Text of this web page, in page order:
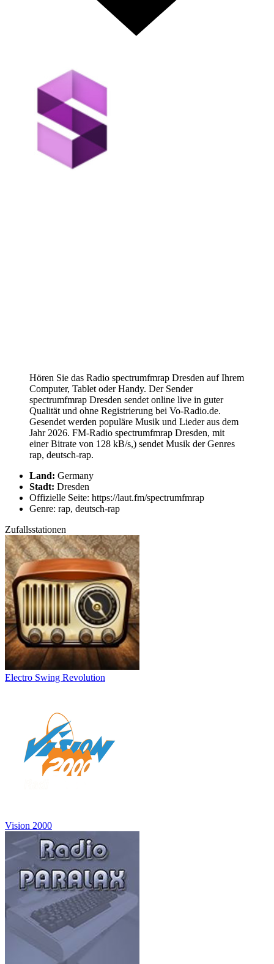
Hören Sie das Radio spectrumfmrap Dresden auf Ihrem
Computer, Tablet oder Handy. Der Sender
spectrumfmrap Dresden sendet online live in guter
Qualität und ohne Registrierung bei Vo-Radio.de.
Gesendet werden populäre Musik und Lieder aus dem
Jahr 2026. FM-Radio spectrumfmrap Dresden, mit
einer Bitrate von 128 kB/s,) sendet Musik der Genres
rap, deutsch-rap.
Land: Germany
Stadt: Dresden
Offizielle Seite: https://laut.fm/spectrumfmrap
Genre: rap, deutsch-rap
Zufallsstationen
Electro Swing Revolution
Vision 2000